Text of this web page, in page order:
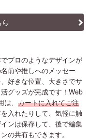
プロのようなデザインが
前や推しへのメッセー
好きな位置、大きさでサ
グッズが完成です！Web
、 カートに入れてご注
入れたりして、気軽に触
ンは保存して、後で編集
の共有もできます。